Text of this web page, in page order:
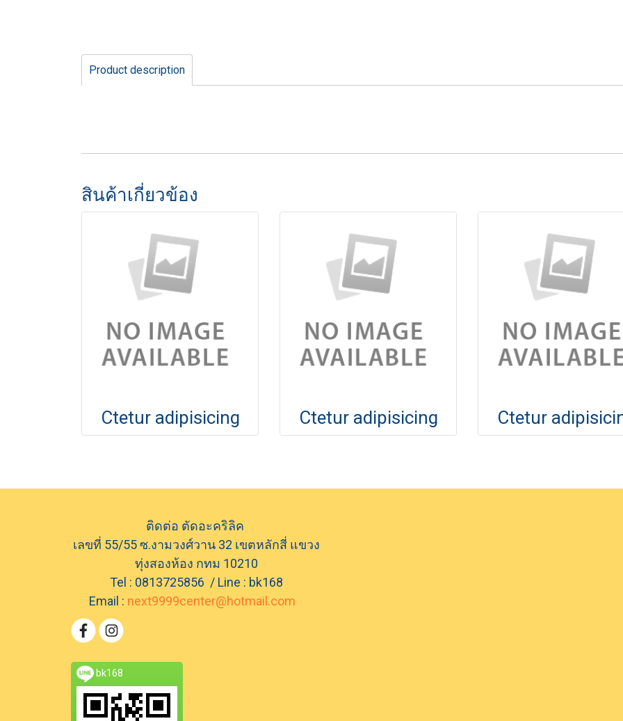
Product description
สินค้าเกี่ยวข้อง
Ctetur adipisicing Ctetur adipisicing Ctetur
ติดต่อ ตัดอะคริลิค
เลขที่ 55/55 ซ.งามวงศ์วาน 32 เขตหลักสี่ แขวง
ทุ่งสองห้อง กทม 10210
Tel : 0813725856 / Line : bk168
Email : next9999center@hotmail.com
bk168